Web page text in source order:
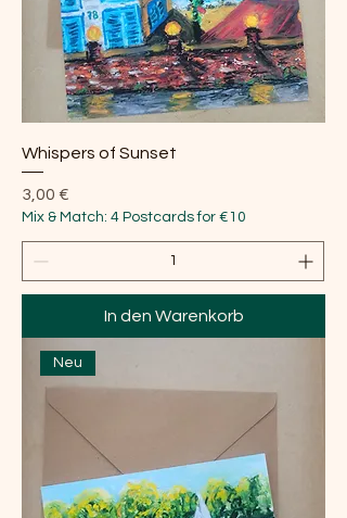
Whispers of Sunset
Preis
3,00 €
Mix & Match: 4 Postcards for €10
In den Warenkorb
Neu